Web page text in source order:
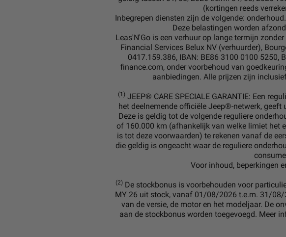
(kortingen reeds
Inbegrepen diensten zijn de volgende:
Deze belastingen worden
Leas'N'Go is een verhuur op lange termijn
Financial Services Belux NV (verhuurder),
0417.159.386, IBAN: BE86 3100 0100 5250,
finance.com, onder voorbehoud van
aanbiedingen. Alle prijzen zijn
(1) JEEP® CARE SPECIALE GARANTIE: Een
het deelnemende officiële Jeep®-netwerk,
Deze is geldig tot de volgende reguliere
of 160.000 km (afhankelijk van welke limiet het
is tot deze voorwaarden) te rekenen vanaf de
die geldig is ongeacht waar de reguliere
Voor inhoud, beperkingen
(2) De stockbonus is voorbehouden voor
MY 26 uit stock, vanaf 01/08/2026 t.e.m. 31/
van de versie, de motor en het modeljaar. De
aan de stockbonus worden toegevoegd. Meer